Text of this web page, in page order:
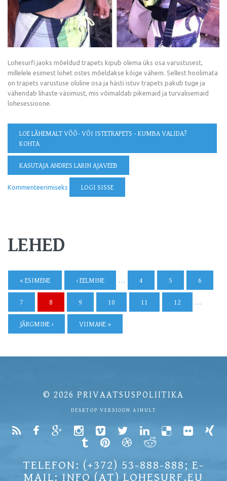
Lohesurfi jaoks mõeldud trapets kipub olema üks osa varustusest,
millelele esimest lohet ostes mõeldakse kõige vähem. Sellest hoolimata
on trapets varustuse oluline osa ja hästi istuv trapets pakub tuge ja
vähendab lihaste väsimust, mis võimaldab pikemaid ja turvalisemaid
lohesessioone.
LOE LÄHEMALTVÖÖ- VÕI ISTETRAPETS - KUMBA VALIDA?
KOHTA
KASUTAJA ANDRES LARIN AJAVEEB
Kommenteerimiseks LOGI SISSE
LEHED
« ESIMENE ‹ EELMINE … 4 5 6
7 8 9 10 11 12 …
JÄRGMINE › VIIMANE »
© 2026 PRIVAATSUSPOLIITIKA
DESKTOP VERSIOON AINULT
TELEFON: (+372) 53-888-888; E-
MAIL: INFO (AT) LOHESURF.EU